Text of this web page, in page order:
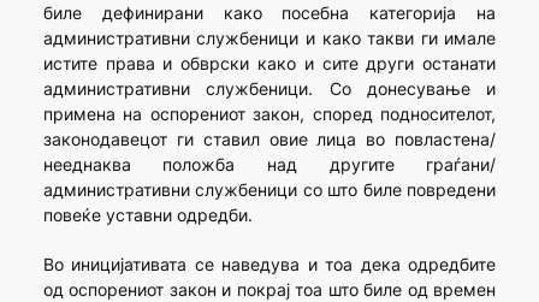
биле дефинирани како посебна категорија на
административни службеници и како такви ги имале
истите права и обврски како и сите други останати
административни службеници. Со донесување и
примена на оспорениот закон, според подносителот,
законодавецот ги ставил овие лица во повластена/
нееднаква положба над другите граѓани/
административни службеници со што биле повредени
повеќе уставни одредби.
Во иницијативата се наведува и тоа дека одредбите
од оспорениот закон и покрај тоа што биле од времен